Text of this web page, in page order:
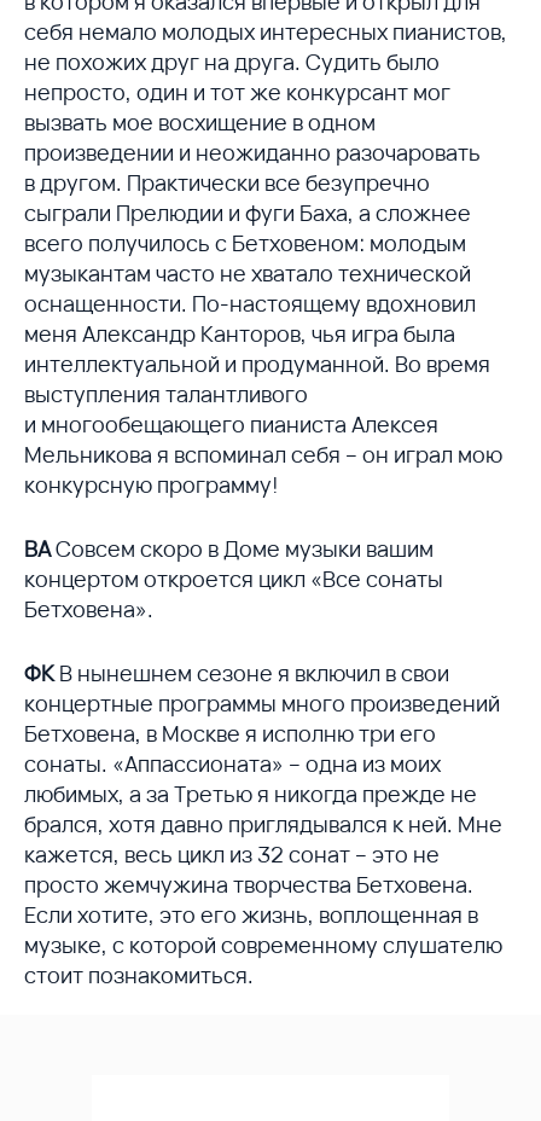
себя немало молодых интересных пианистов,
не похожих друг на друга. Судить было
непросто, один и тот же конкурсант мог
вызвать мое восхищение в одном
произведении и неожиданно разочаровать
в другом. Практически все безупречно
сыграли Прелюдии и фуги Баха, а сложнее
всего получилось с Бетховеном: молодым
музыкантам часто не хватало технической
оснащенности. По-настоящему вдохновил
меня Александр Канторов, чья игра была
интеллектуальной и продуманной. Во время
выступления талантливого
и многообещающего пианиста Алексея
Мельникова я вспоминал себя – он играл мою
конкурсную программу!
ВАСовсем скоро в Доме музыки вашим
концертом откроется цикл «Все сонаты
Бетховена».
ФК В нынешнем сезоне я включил в свои
концертные программы много произведений
Бетховена, в Москве я исполню три его
сонаты. «Аппассионата» – одна из моих
любимых, а за Третью я никогда прежде не
брался, хотя давно приглядывался к ней. Мне
кажется, весь цикл из 32 сонат – это не
просто жемчужина творчества Бетховена.
Если хотите, это его жизнь, воплощенная в
музыке, с которой современному слушателю
стоит познакомиться.